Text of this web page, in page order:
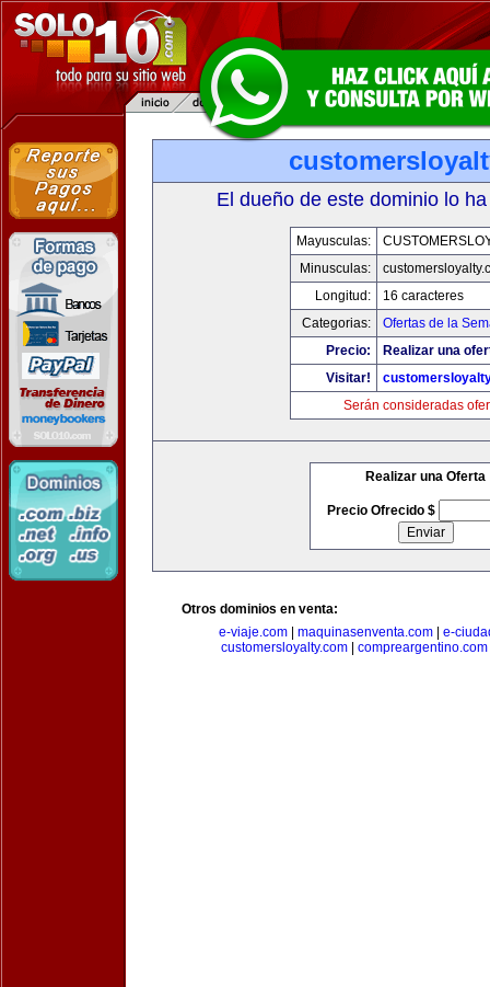
El dueño de este dominio lo
Mayusculas:
Minusculas:
Longitud:
16 caracteres
Categorias:
Ofertas de la
Precio:
Realizar una
Visitar!
Serán consideradas
Realizar una Oferta
Precio Ofrecido $
Otros dominios en venta:
e-viaje.com| maquinasenventa.com| e-
customersloyalty.com| compreargentino.com